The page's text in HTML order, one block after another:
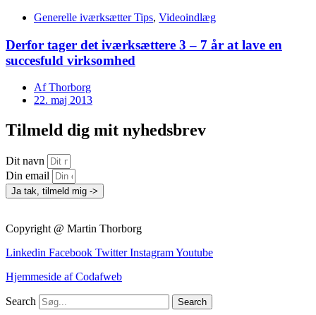
Generelle iværksætter Tips, Videoindlæg
Derfor tager det iværksættere 3 – 7 år at lave en
succesfuld virksomhed
AfThorborg
22. maj 2013
Tilmeld dig mit nyhedsbrev
Dit navn
Din email
Ja tak, tilmeld mig ->
Copyright @ Martin Thorborg
Linkedin Facebook Twitter InstagramYoutube
Hjemmeside af Codafweb
Search Search